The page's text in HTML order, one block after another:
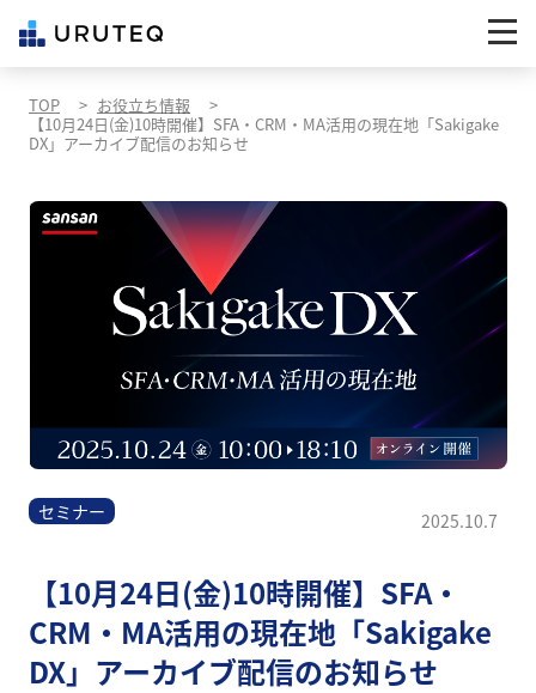
TOP
お役立ち情報
【10月24日(金)10時開催】SFA・CRM・MA活用の現在地「Sakigake
DX」アーカイブ配信のお知らせ
セミナー 2025.10.7
【10月24日(金)10時開催】SFA・
CRM・MA活用の現在地「Sakigake
DX」アーカイブ配信のお知らせ